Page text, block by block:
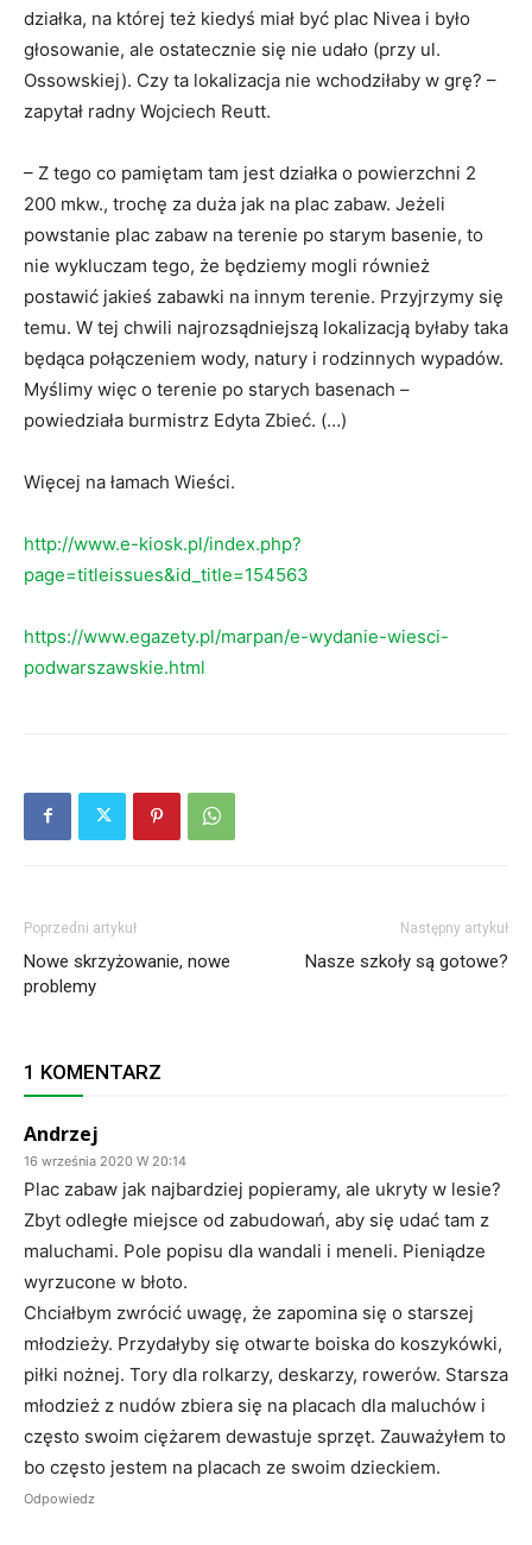
działka, na której też kiedyś miał być plac Nivea i było
głosowanie, ale ostatecznie się nie udało (przy ul.
Ossowskiej). Czy ta lokalizacja nie wchodziłaby w grę? –
zapytał radny Wojciech Reutt.
– Z tego co pamiętam tam jest działka o powierzchni 2
200 mkw., trochę za duża jak na plac zabaw. Jeżeli
powstanie plac zabaw na terenie po starym basenie, to
nie wykluczam tego, że będziemy mogli również
postawić jakieś zabawki na innym terenie. Przyjrzymy się
temu. W tej chwili najrozsądniejszą lokalizacją byłaby taka
będąca połączeniem wody, natury i rodzinnych wypadów.
Myślimy więc o terenie po starych basenach –
powiedziała burmistrz Edyta Zbieć. (…)
Więcej na łamach Wieści.
http://www.e-kiosk.pl/index.php?
page=titleissues&id_title=154563
https://www.egazety.pl/marpan/e-wydanie-wiesci-
podwarszawskie.html
Poprzedni artykuł
Nowe skrzyżowanie, nowe
problemy
Następny artykuł
Nasze szkoły są gotowe?
1 KOMENTARZ
Andrzej
16 września 2020 W 20:14
Plac zabaw jak najbardziej popieramy, ale ukryty w lesie?
Zbyt odległe miejsce od zabudowań, aby się udać tam z
maluchami. Pole popisu dla wandali i meneli. Pieniądze
wyrzucone w błoto.
Chciałbym zwrócić uwagę, że zapomina się o starszej
młodzieży. Przydałyby się otwarte boiska do koszykówki,
piłki nożnej. Tory dla rolkarzy, deskarzy, rowerów. Starsza
młodzież z nudów zbiera się na placach dla maluchów i
często swoim ciężarem dewastuje sprzęt. Zauważyłem to
bo często jestem na placach ze swoim dzieckiem.
Odpowiedz